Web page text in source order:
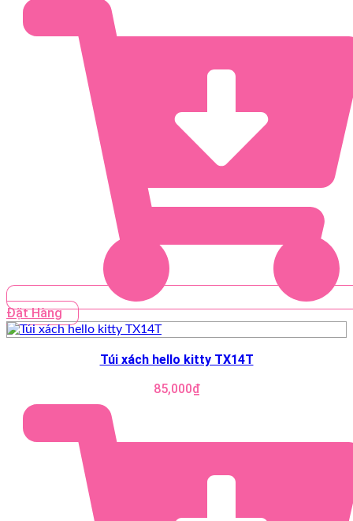
Đặt Hàng
Túi xách hello kitty TX14T
85,000₫